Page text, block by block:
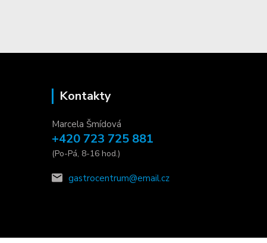
Kontakty
Marcela Šmídová
+420 723 725 881
(Po-Pá, 8-16 hod.)
gastrocentrum@email.cz